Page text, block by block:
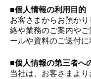
■個人情報の利用目的
お客さまからお預か
絡や業務のご案内や
ールや資料のご送付に
■個人情報の第三者へ
当社は、お客さまよ